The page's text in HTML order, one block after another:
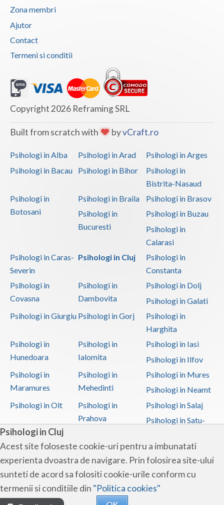
Psihologi in Cluj
Acest site foloseste cookie-uri pentru a imbunatati
experienta dvoastra de navigare. Prin folosirea site-ului
sunteti de acord sa folositi cookie-urile conform cu
termenii si conditiile din "Politica cookies"
Zona membri
Ajutor
Contact
Termeni si conditii
Copyright 2026 Reframing SRL
Built from scratch with byvCraft.ro
Psihologi in Alba Psihologi in Arad
Psihologi in Arges
Psihologi in Bacau
Psihologi in Bihor
Psihologi in
Bistrita-Nasaud
Psihologi in
Botosani
Psihologi in Braila
Psihologi in Brasov
Psihologi in
Bucuresti
Psihologi in Buzau
Psihologi in
Calarasi
Psihologi in Caras-
Severin
Psihologi in Cluj
Psihologi in
Constanta
Psihologi in
Covasna
Psihologi in
Dambovita
Psihologi in Dolj
Psihologi in Galati
Psihologi in Giurgiu Psihologi in Gorj
Psihologi in
Harghita
Psihologi in
Hunedoara
Psihologi in
Ialomita
Psihologi in Iasi
Psihologi in Ilfov
Psihologi in
Maramures
Psihologi in
Mehedinti
Psihologi in Mures
Psihologi in Neamt
Psihologi in Olt
Psihologi in
Prahova
Psihologi in Salaj
Psihologi in Satu-
Psihologi in Sibiu
Psihologi in
Suceava
Psihologi in
Teleorman
Psihologi in Timis
Psihologi in Tulcea Psihologi in Valcea
Psihologi in Vaslui
Psihologi in